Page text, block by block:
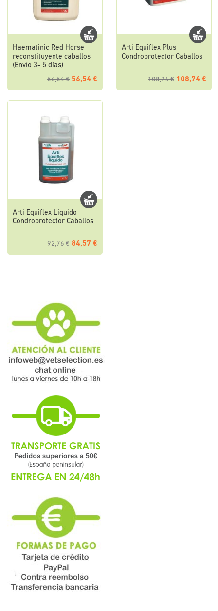
Haematinic Red Horse
reconstituyente caballos
(Envío 3- 5 días)
56,54 € 56,54 €
Arti Equiflex Plus
Condroprotector Caballos
108,74 € 108,74 €
Arti Equiflex Líquido
Condroprotector Caballos
92,76 € 84,57 €